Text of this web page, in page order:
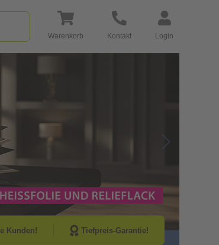
Warenkorb Kontakt Login
Go to Next
Kunden! Tiefpreis-Garantie!